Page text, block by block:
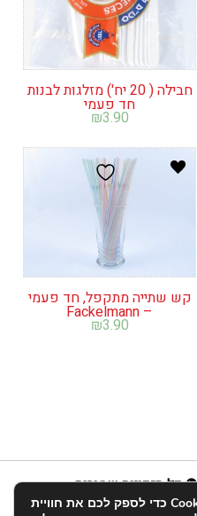
חבילה ( 20 יח') מזלגות לבנות
חד פעמי
₪3.90
קש שתייה מתקפל, חד פעמי
– Fackelmann
₪3.90
כל הזכויות שמורות
אנו משתמשים בקובצי Cookie כדי לספק לכם את חוויית